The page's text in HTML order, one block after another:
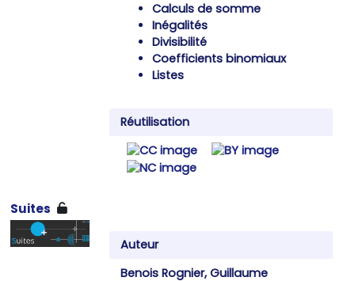
Calculs de somme
Inégalités
Divisibilité
Coefficients binomiaux
Listes
Réutilisation
Suites
Auteur
Benois Rognier, Guillaume